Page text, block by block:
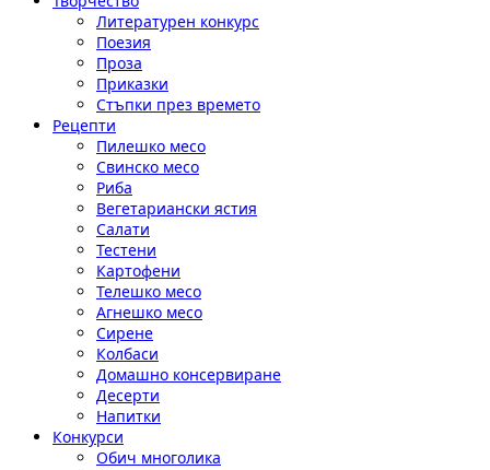
Литературен конкурс
Поезия
Проза
Приказки
Стъпки през времето
Рецепти
Пилешко месо
Свинско месо
Риба
Вегетариански ястия
Салати
Тестени
Картофени
Телешко месо
Агнешко месо
Сирене
Колбаси
Домашно консервиране
Десерти
Напитки
Конкурси
Обич многолика